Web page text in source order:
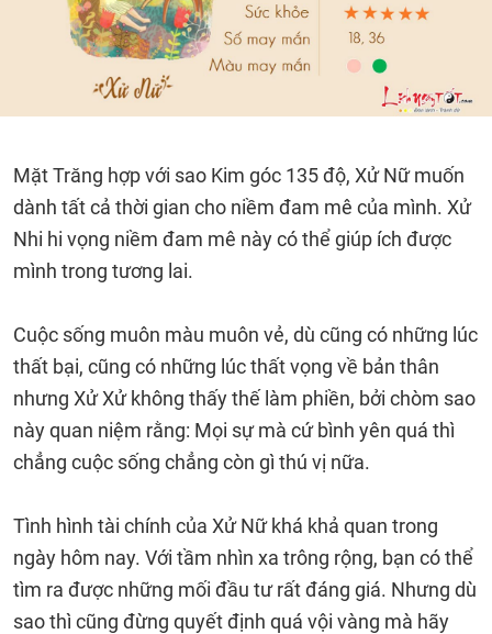
Mặt Trăng hợp với sao Kim góc 135 độ, Xử Nữ muốn
dành tất cả thời gian cho niềm đam mê của mình. Xử
Nhi hi vọng niềm đam mê này có thể giúp ích được
mình trong tương lai.
Cuộc sống muôn màu muôn vẻ, dù cũng có những lúc
thất bại, cũng có những lúc thất vọng về bản thân
nhưng Xử Xử không thấy thế làm phiền, bởi chòm sao
này quan niệm rằng: Mọi sự mà cứ bình yên quá thì
chẳng cuộc sống chẳng còn gì thú vị nữa.
Tình hình tài chính của Xử Nữ khá khả quan trong
ngày hôm nay. Với tầm nhìn xa trông rộng, bạn có thể
tìm ra được những mối đầu tư rất đáng giá. Nhưng dù
sao thì cũng đừng quyết định quá vội vàng mà hãy